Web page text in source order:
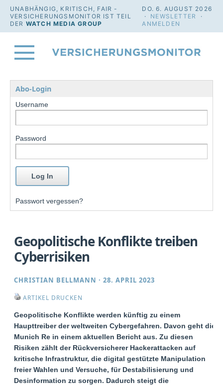
UNABHÄNGIG, KRITISCH, FAIR -
VERSICHERUNGSMONITOR IST TEIL
DER WATCH MEDIA GROUP
DO. 6. AUGUST 2026
· NEWSLETTER
·
ANMELDEN
Abo-Login
Username
Password
Passwort vergessen?
Geopolitische Konflikte treiben
Cyberrisiken
CHRISTIAN BELLMANN ·28. APRIL 2023
ARTIKEL DRUCKEN
Geopolitische Konflikte werden künftig zu einem
Haupttreiber der weltweiten Cybergefahren. Davon geht die
Munich Re in einem aktuellen Bericht aus. Zu diesen
Risiken zählt der Rückversicherer Hackerattacken auf
kritische Infrastruktur, die digital gestützte Manipulation
freier Wahlen und Versuche, für Destabilisierung und
Desinformation zu sorgen. Dadurch steigt die